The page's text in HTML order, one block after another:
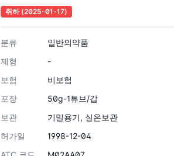
취하(2025-01-17)
분류
일반의약품
제형
-
보험
비보험
포장
50g-1튜브/갑
보관
기밀용기, 실온보관
허가일
1998-12-04